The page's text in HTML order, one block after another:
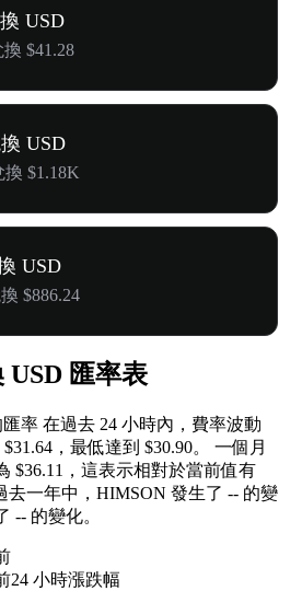
USD
$41.28
USD
$1.18K
USD
$886.24
匯率表
率 在過去 24 小時內，費率波動
$31.64，最低達到 $30.90。 一個月
$36.11，這表示相對於當前值有
去一年中，HIMSON 發生了 -- 的變
-- 的變化。
24 小時漲跌幅